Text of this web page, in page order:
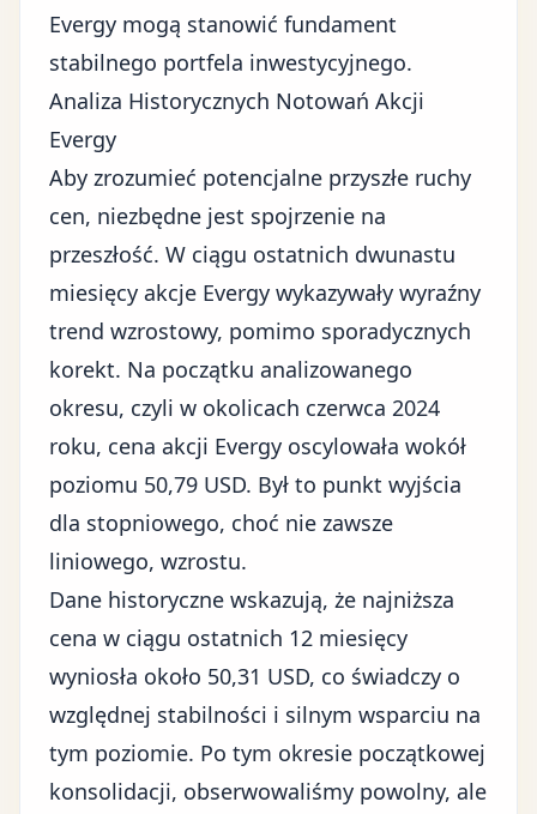
Evergy mogą stanowić fundament
stabilnego portfela inwestycyjnego.
Analiza Historycznych Notowań Akcji
Evergy
Aby zrozumieć potencjalne przyszłe ruchy
cen, niezbędne jest spojrzenie na
przeszłość. W ciągu ostatnich dwunastu
miesięcy akcje Evergy wykazywały wyraźny
trend wzrostowy, pomimo sporadycznych
korekt. Na początku analizowanego
okresu, czyli w okolicach czerwca 2024
roku, cena akcji Evergy oscylowała wokół
poziomu 50,79 USD. Był to punkt wyjścia
dla stopniowego, choć nie zawsze
liniowego, wzrostu.
Dane historyczne wskazują, że najniższa
cena w ciągu ostatnich 12 miesięcy
wyniosła około 50,31 USD, co świadczy o
względnej stabilności i silnym wsparciu na
tym poziomie. Po tym okresie początkowej
konsolidacji, obserwowaliśmy powolny, ale